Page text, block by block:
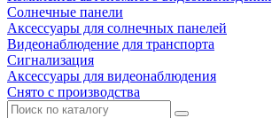
Солнечные панели
Аксессуары для солнечных панелей
Видеонаблюдение для транспорта
Сигнализация
Аксессуары для видеонаблюдения
Снято с производства